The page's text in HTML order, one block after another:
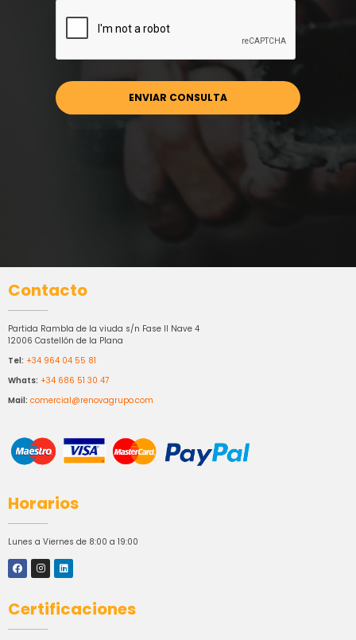
Contacto
Partida Rambla de la viuda s/n Fase II Nave 4
12006 Castellón de la Plana
Tel: +34 964 04 55 81
Whats: +34 686 51 30 47
Mail: comercial@renovagrupo.com
Horarios
Lunes a Viernes de 8:00 a 19:00
Certificaciones